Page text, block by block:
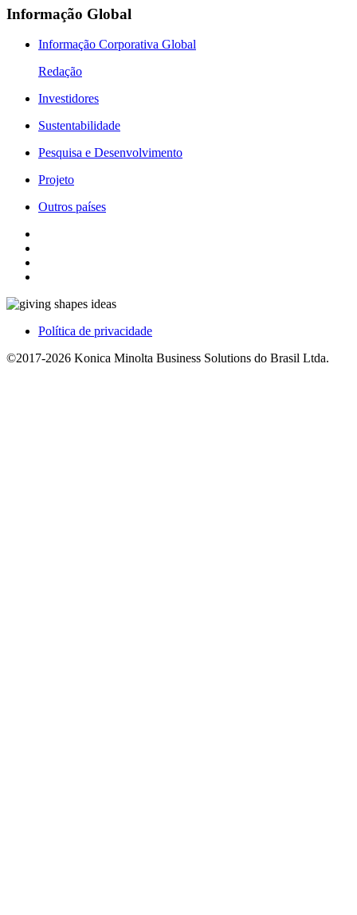
Informação Global
Informação Corporativa Global
Redação
Investidores
Sustentabilidade
Pesquisa e Desenvolvimento
Projeto
Outros países
Política de privacidade
©2017-2026 Konica Minolta Business Solutions do Brasil Ltda.